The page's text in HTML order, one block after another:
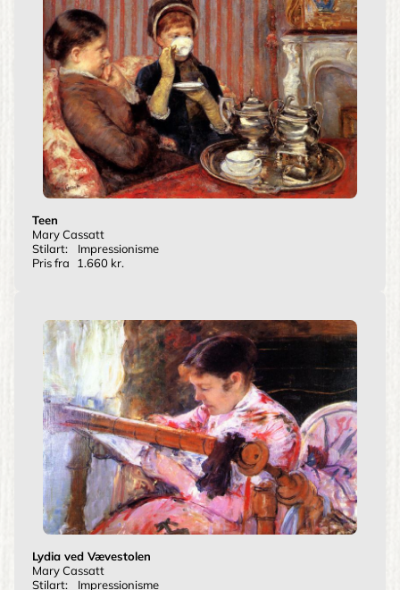
Teen
Mary Cassatt
Stilart:
Impressionisme
Pris fra
1.660 kr.
Lydia ved Vævestolen
Mary Cassatt
Stilart:
Impressionisme